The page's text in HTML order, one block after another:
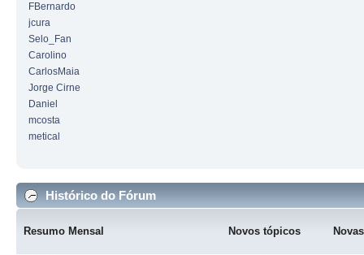
FBernardo
jcura
Selo_Fan
Carolino
CarlosMaia
Jorge Cirne
Daniel
mcosta
metical
Histórico do Fórum
Resumo Mensal Novos tópicos